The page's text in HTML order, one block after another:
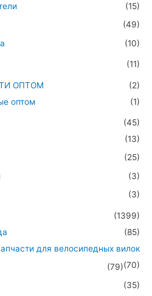
(15)
(49)
(10)
(11)
ОПТОМ
(2)
оптом
(1)
(45)
(13)
(25)
(3)
(3)
(1399)
(85)
для велосипедных вилок
(70)
(79)
(35)